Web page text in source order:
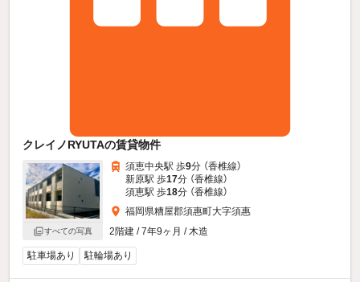
クレイノRYUTAの賃貸物件
すべての写真
須恵中央駅 歩9分 （香椎線）
新原駅 歩17分 （香椎線）
須恵駅 歩18分 （香椎線）
福岡県糟屋郡須惠町大字須惠
2階建 / 7年9ヶ月 / 木造
駐車場あり 駐輪場あり